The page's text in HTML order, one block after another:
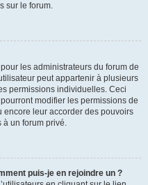
sur le forum.
les administrateurs du forum de
peut appartenir à plusieurs
permissions individuelles. Ceci
modifier les permissions de
leur accorder des pouvoirs
à un forum privé.
puis-je en rejoindre un ?